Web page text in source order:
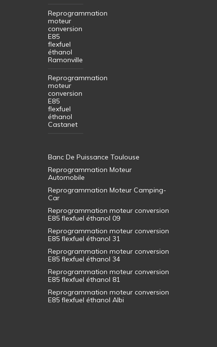
Reprogrammation
moteur
conversion
E85
flexfuel
éthanol
Ramonville
Reprogrammation
moteur
conversion
E85
flexfuel
éthanol
Castanet
Banc De Puissance Toulouse
Reprogrammation Moteur
Automobile
Reprogrammation Moteur Camping-
Car
Reprogrammation moteur conversion
E85 flexfuel éthanol 09
Reprogrammation moteur conversion
E85 flexfuel éthanol 31
Reprogrammation moteur conversion
E85 flexfuel éthanol 34
Reprogrammation moteur conversion
E85 flexfuel éthanol 81
Reprogrammation moteur conversion
E85 flexfuel éthanol Albi